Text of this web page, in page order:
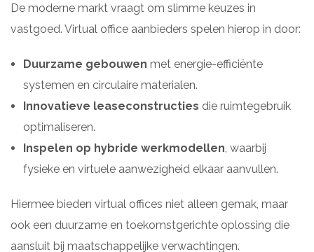
De moderne markt vraagt om slimme keuzes in
vastgoed. Virtual office aanbieders spelen hierop in door:
Duurzame gebouwen met energie-efficiënte
systemen en circulaire materialen.
Innovatieve leaseconstructies die ruimtegebruik
optimaliseren.
Inspelen op hybride werkmodellen , waarbij
fysieke en virtuele aanwezigheid elkaar aanvullen.
Hiermee bieden virtual offices niet alleen gemak, maar
ook een duurzame en toekomstgerichte oplossing die
aansluit bij maatschappelijke verwachtingen.